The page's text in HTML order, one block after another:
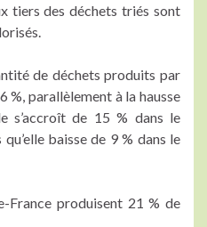
tiers des déchets triés sont
de déchets produits par
%, parallèlement à la hausse
s’accroît de 15 % dans le
baisse de 9 % dans le
France produisent 21 % de